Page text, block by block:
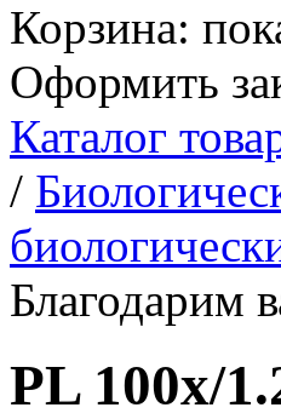
Корзина:
Оформить
Каталог
/
Благодарим
PL 100х/